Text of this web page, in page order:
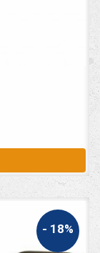
- 18%